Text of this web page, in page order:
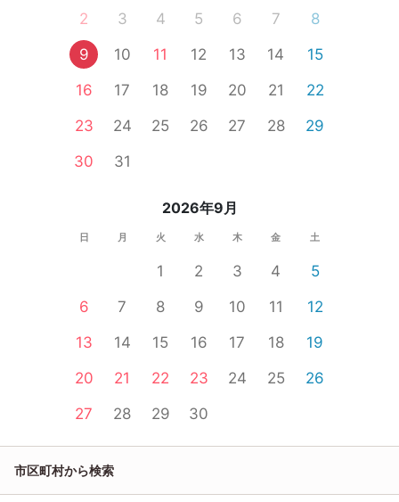
2
3 4 5 6 7
8
9
10 11 12 13 14
15
16
17 18 19 20 21
22
23
24 25 26 27 28
29
30
31
2026年9月
日 月 火 水 木 金 土
1 2 3 4
5
6
7 8 9 10 11
12
13
14 15 16 17 18
19
20
21 22 23 24 25
26
27
28 29 30
市区町村から検索